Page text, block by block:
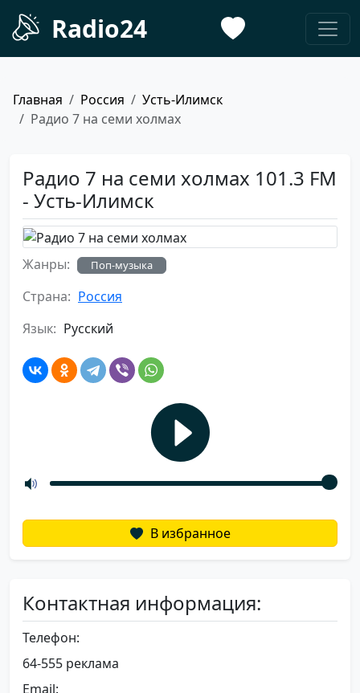
Radio24
Главная Россия
Усть-Илимск
Радио 7 на семи холмах
Радио 7 на семи холмах 101.3 FM
- Усть-Илимск
Жанры: Поп-музыка
Страна: Россия
Язык: Русский
В избранное
Контактная информация:
Телефон:
64-555 реклама
Email: